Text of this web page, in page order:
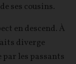
ses cousins.
en descend. À
diverge
par les passants